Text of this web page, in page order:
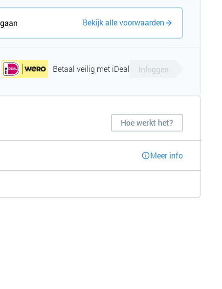
Bekijk alle voorwaarden
Betaal veilig met iDeal Inloggen
Hoe werkt het?
Meer info